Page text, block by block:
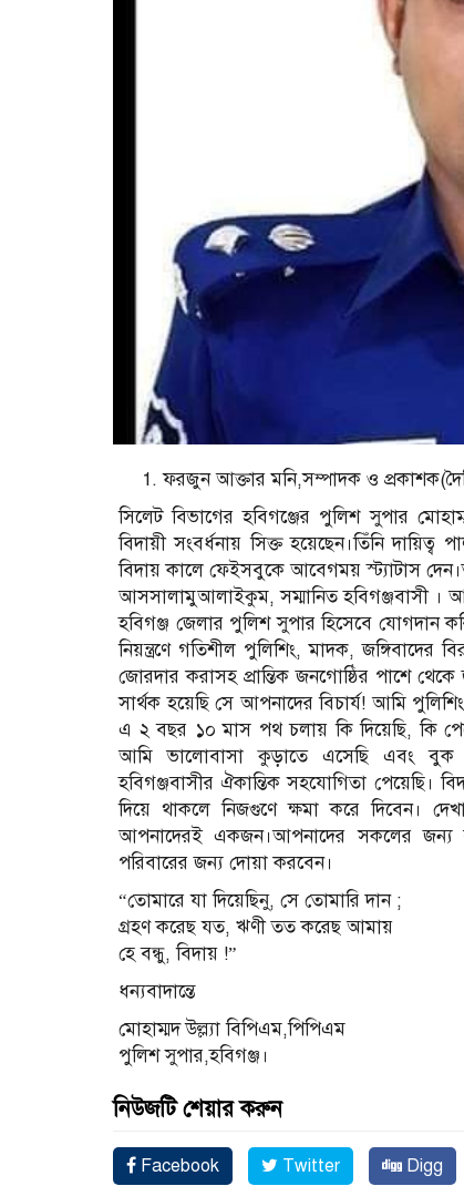
ফরজুন আক্তার মনি,সম্পাদক ও
সিলেট বিভাগের হবিগঞ্জের পুলিশ সুপার
বিদায়ী সংবর্ধনায় সিক্ত হয়েছেন।তিঁনি
বিদায় কালে ফেইসবুকে আবেগময় স্ট্যাটাস
আসসালামুআলাইকুম, সম্মানিত হবিগঞ্জবাসী ।
হবিগঞ্জ জেলার পুলিশ সুপার হিসেবে যোগদান
নিয়ন্ত্রণে গতিশীল পুলিশিং, মাদক, জঙ্গিবাদের
জোরদার করাসহ প্রান্তিক জনগোষ্ঠির পাশে থেকে
সার্থক হয়েছি সে আপনাদের বিচার্য! আমি
এ ২ বছর ১০ মাস পথ চলায় কি দিয়েছি, কি
আমি ভালোবাসা কুড়াতে এসেছি এবং বুক
হবিগঞ্জবাসীর ঐকান্তিক সহযোগিতা পেয়েছি।
দিয়ে থাকলে নিজগুণে ক্ষমা করে দিবেন।
আপনাদেরই একজন।আপনাদের সকলের
পরিবারের জন্য দোয়া করবেন।
“তোমারে যা দিয়েছিনু, সে তোমারি দান ;
গ্রহণ করেছ যত, ঋণী তত করেছ আমায়
হে বন্ধু, বিদায় !”
ধন্যবাদান্তে
মোহাম্মদ উল্ল্যা বিপিএম,পিপিএম
পুলিশ সুপার,হবিগঞ্জ।
নিউজটি শেয়ার করুন
Facebook Twitter Digg